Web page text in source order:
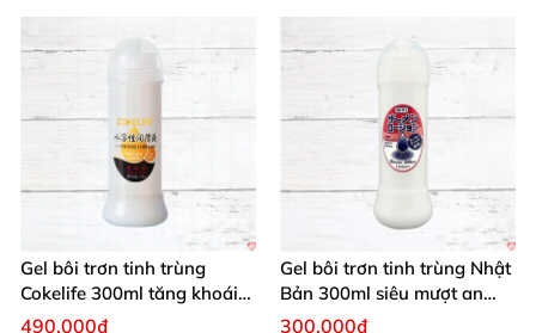
Gel bôi trơn tinh trùng
Cokelife 300ml tăng khoái
cảm, an toàn
490.000₫
Gel bôi trơn tinh trùng Nhật
Bản 300ml siêu mượt an
toàn cho yêu
300.000₫